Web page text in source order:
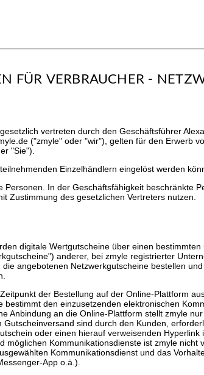
FÜR VERBRAUCHER -
vertreten durch den Geschäftsführer
("zmyle" oder "wir"), gelten für den Erwerb
"Sie").
Einzelhändlern eingelöst werden
In der Geschäftsfähigkeit beschränkte
Zustimmung des gesetzlichen Vertreters nutzen.
digitale Wertgutscheine über einen
anderer, bei zmyle registrierter
angebotenen Netzwerkgutscheine bestellen
der Bestellung auf der Online-Plattform
den einzusetzenden elektronischen
Anbindung an die Online-Plattform stellt zmyle
sind durch den Kunden,
oder einen hierauf verweisenden
Kommunikationsdienste ist zmyle nicht
Kommunikationsdienst und das
App o.ä.).
or ad and content measurement. You can
the use of your data in ourdata protection
or adjust your selection at any time under